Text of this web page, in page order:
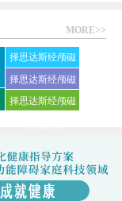
MORE>>
择思达斯经颅磁
刺激仪常见问答
择思达斯经颅磁
家用品牌
择思达斯经颅磁